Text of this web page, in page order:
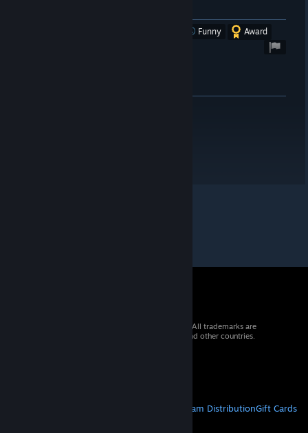
Funny Award
© 2026 Valve Corporation. All rights reserved. All trademarks are
property of their respective owners in the US and other countries.
Steam DistributionGift Cards